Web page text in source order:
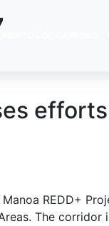
DE CARBONO
REDD+
The corridor